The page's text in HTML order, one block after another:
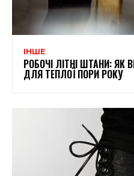
ІНШЕ
РОБОЧІ ЛІТНІ ШТАНИ: ЯК
ДЛЯ ТЕПЛОЇ ПОРИ РОКУ